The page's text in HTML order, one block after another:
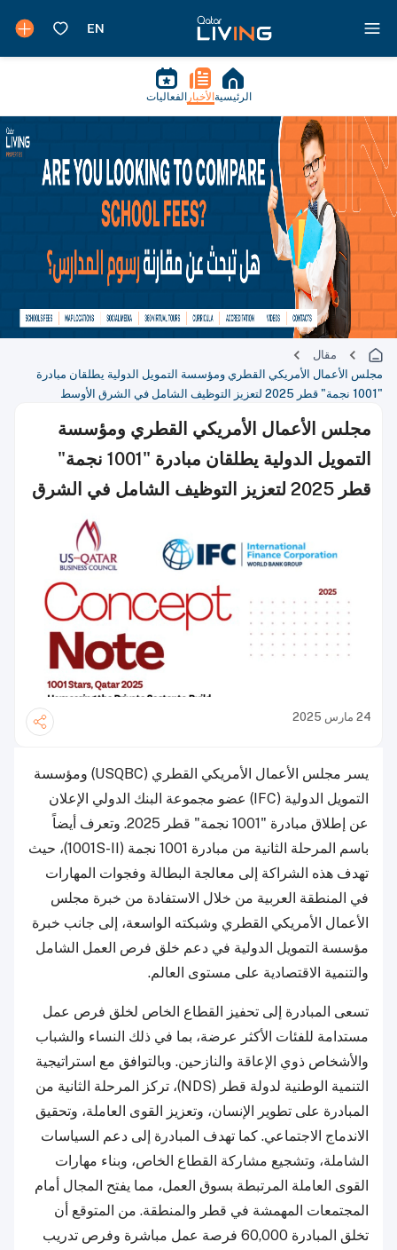
الرئيسية الأخبار الفعاليات
مقال
مجلس الأعمال الأمريكي القطري ومؤسسة التمويل الدولية يطلقان مبادرة
"1001 نجمة" قطر 2025 لتعزيز التوظيف الشامل في الشرق الأوسط
مجلس الأعمال الأمريكي القطري ومؤسسة
التمويل الدولية يطلقان مبادرة "1001 نجمة"
قطر 2025 لتعزيز التوظيف الشامل في الشرق
24 مارس 2025
يسر مجلس الأعمال الأمريكي القطري (USQBC) ومؤسسة
التمويل الدولية (IFC) عضو مجموعة البنك الدولي الإعلان
عن إطلاق مبادرة "1001 نجمة" قطر 2025. وتعرف أيضاً
باسم المرحلة الثانية من مبادرة 1001 نجمة (1001S-II)، حيث
تهدف هذه الشراكة إلى معالجة البطالة وفجوات المهارات
في المنطقة العربية من خلال الاستفادة من خبرة مجلس
الأعمال الأمريكي القطري وشبكته الواسعة، إلى جانب خبرة
مؤسسة التمويل الدولية في دعم خلق فرص العمل الشامل
والتنمية الاقتصادية على مستوى العالم.
تسعى المبادرة إلى تحفيز القطاع الخاص لخلق فرص عمل
مستدامة للفئات الأكثر عرضة، بما في ذلك النساء والشباب
والأشخاص ذوي الإعاقة والنازحين. وبالتوافق مع استراتيجية
التنمية الوطنية لدولة قطر (NDS)، تركز المرحلة الثانية من
المبادرة على تطوير الإنسان، وتعزيز القوى العاملة، وتحقيق
الاندماج الاجتماعي. كما تهدف المبادرة إلى دعم السياسات
الشاملة، وتشجيع مشاركة القطاع الخاص، وبناء مهارات
القوى العاملة المرتبطة بسوق العمل، مما يفتح المجال أمام
المجتمعات المهمشة في قطر والمنطقة. من المتوقع أن
تخلق المبادرة 60,000 فرصة عمل مباشرة وفرص تدريب